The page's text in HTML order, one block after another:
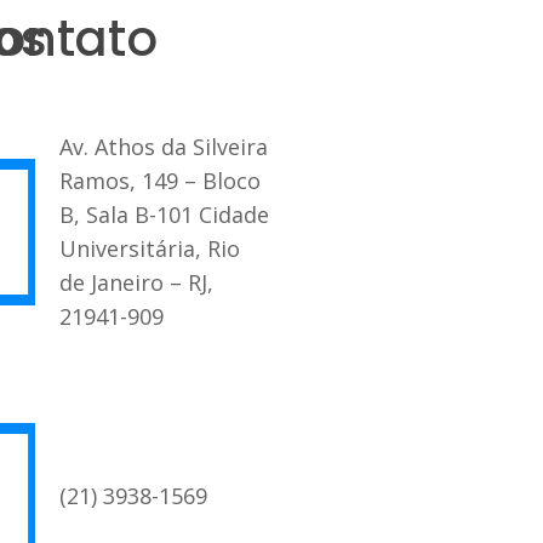
Av. Athos da Silveira
Ramos, 149 – Bloco
B, Sala B-101 Cidade
Universitária, Rio
de Janeiro – RJ,
21941-909
(21) 3938-1569